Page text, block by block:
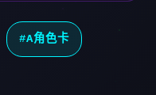
#A角色卡